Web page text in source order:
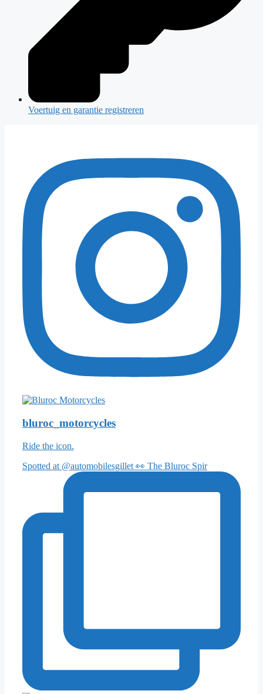
Voertuig en garantie registreren
bluroc_motorcycles
Ride the icon.
Spotted at @automobilesgillet 👀 The Bluroc Spir